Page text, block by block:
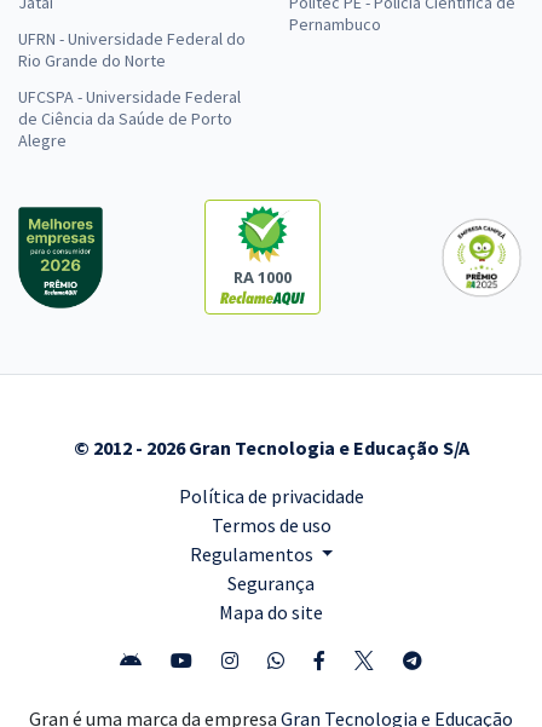
UFRN - Universidade Federal do
Rio Grande do Norte
UFCSPA - Universidade Federal
de Ciência da Saúde de Porto
Alegre
Pernambuco
RA 1000
© 2012 - 2026 Gran Tecnologia e Educação S/A
Política de privacidade
Termos de uso
Regulamentos
Segurança
Mapa do site
Gran é uma marca da empresa Gran Tecnologia e Educação